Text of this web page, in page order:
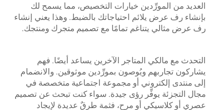
العديد من المورِّدين خيارات التخصيص، مما يسمح لك
بإنشاء رف عرض يلائم احتياجاتك بالضبط. وهذا يعني إنشاء
رف عرض مثالي يتناغم تمامًا مع تصميم متجرك ومنتجك.
التحدث مع مالكي المتاجر الآخرين يساعد أيضًا. فهم
يشاركون تجاربهم ويُوصون بمورِّدين موثوقين. والانضمام
إلى منتدى إلكتروني أو مجموعة اجتماعية متخصصة في
مجال التجزئة يوفِّر رؤى جيدة. سواء كنت تبحث عن تصميم
عصري أو كلاسيكي أو مرح، فثمة طرقٌ عديدة لإيجاد